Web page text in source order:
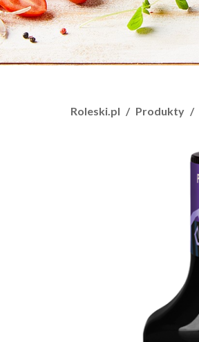
Roleski.pl Produkty